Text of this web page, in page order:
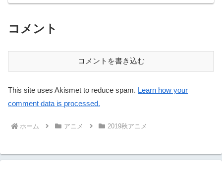
コメント
コメントを書き込む
This site uses Akismet to reduce spam. Learn how your
comment data is processed.
ホーム アニメ 2019秋アニメ